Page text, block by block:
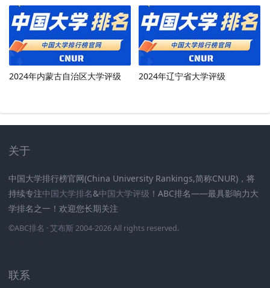
2024年内蒙古自治区大学评级 2024年辽宁省大学评级
关于
中国大学排行榜官网(China University Rankings,简称CNUR)，将
持续专注中国大学排名&中国大学评级 ！ABC排名——最具影响力大
学排名之一！欢迎您长期关注
©ABC排名 · 艾布斯 2004-2026 All rights reserved.
联系